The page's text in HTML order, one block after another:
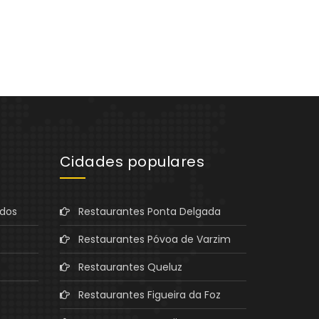
Cidades populares
Restaurantes Ponta Delgada
Restaurantes Póvoa de Varzim
Restaurantes Queluz
Restaurantes Figueira da Foz